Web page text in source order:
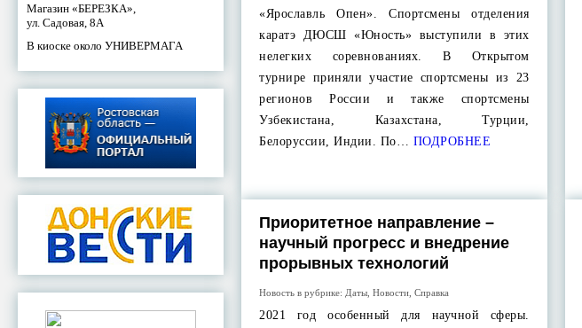
Магазин «БЕРЕЗКА»,
ул. Садовая, 8А
В киоске около УНИВЕРМАГА
«Ярославль Опен». Спортсмены отделения
каратэ ДЮСШ «Юность» выступили в этих
нелегких соревнованиях. В Открытом
турнире приняли участие спортсмены из 23
регионов России и также спортсмены
Узбекистана, Казахстана, Турции,
Белоруссии, Индии. По… ПОДРОБНЕЕ
Приоритетное направление –
научный прогресс и внедрение
прорывных технологий
Новость в рубрике: Даты ,Новости ,Справка
2021 год особенный для научной сферы.